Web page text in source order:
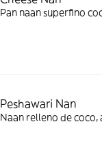
Pan naan superfino
Peshawari Nan
Naan relleno de coco,